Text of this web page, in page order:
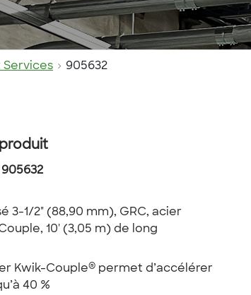
Services 905632
905632
3-1/2" (88,90 mm), GRC, acier
10' (3,05 m) de long
Kwik-Couple® permet d’accélérer
40 %